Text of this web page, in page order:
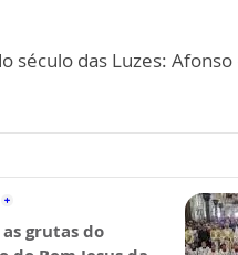
século das Luzes:
grutas do